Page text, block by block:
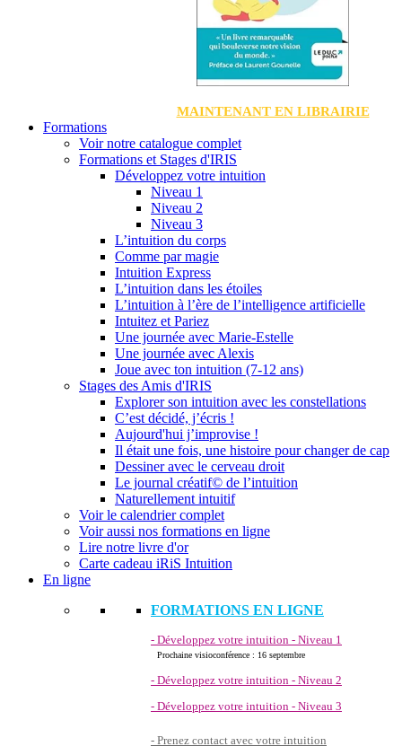
MAINTENANT EN LIBRAIRIE
Formations
Voir notre catalogue complet
Formations et Stages d'IRIS
Développez votre intuition
Niveau 1
Niveau 2
Niveau 3
L’intuition du corps
Comme par magie
Intuition Express
L’intuition dans les étoiles
L’intuition à l’ère de l’intelligence artificielle
Intuitez et Pariez
Une journée avec Marie-Estelle
Une journée avec Alexis
Joue avec ton intuition (7-12 ans)
Stages des Amis d'IRIS
Explorer son intuition avec les constellations
C’est décidé, j’écris !
Aujourd'hui j’improvise !
Il était une fois, une histoire pour changer de cap
Dessiner avec le cerveau droit
Le journal créatif© de l’intuition
Naturellement intuitif
Voir le calendrier complet
Voir aussi nos formations en ligne
Lire notre livre d'or
Carte cadeau iRiS Intuition
En ligne
FORMATIONS EN LIGNE
- Développez votre intuition - Niveau 1
Prochaine visioconférence : 16 septembre
- Développez votre intuition - Niveau 2
- Développez votre intuition - Niveau 3
- Prenez contact avec votre intuition